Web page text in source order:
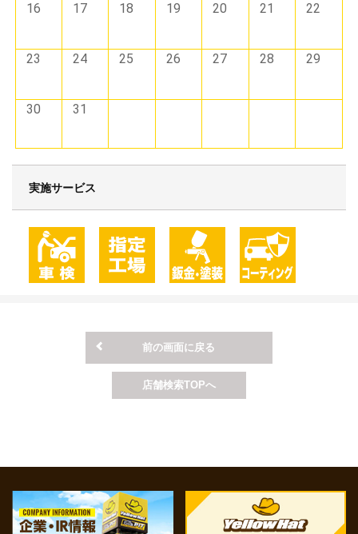
16 17 18 19 20 21 22
23 24 25 26 27 28 29
30 31
実施サービス
前の画面に戻る
店舗検索TOPへ